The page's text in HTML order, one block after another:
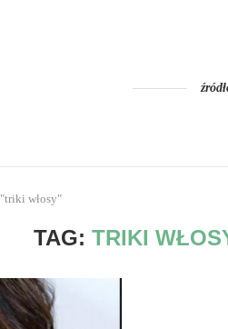
włosy"
TAG:TRIKI